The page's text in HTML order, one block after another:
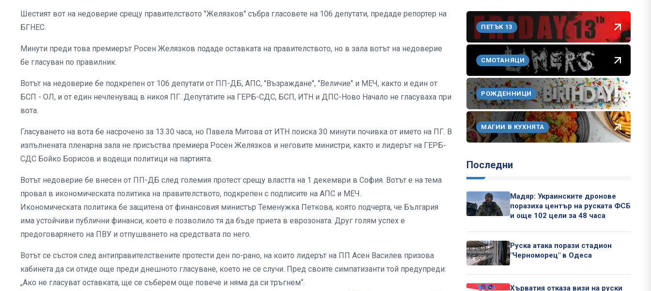
Шестият вот на недоверие срещу правителството "Желязков" събра гласовете на 106 депутати, предаде репортер на
БГНЕС.
Минути преди това премиерът Росен Желязков подаде оставката на правителството, но в зала вотът на недоверие
бе гласуван по правилник.
Вотът на недоверие бе подкрепен от 106 депутати от ПП-ДБ, АПС, "Възраждане", "Величие" и МЕЧ, както и един от
БСП - ОЛ, и от един нечленуващ в никоя ПГ. Депутатите на ГЕРБ-СДС, БСП, ИТН и ДПС-Ново Начало не гласуваха при
вота.
Гласуването на вота бе насрочено за 13.30 часа, но Павела Митова от ИТН поиска 30 минути почивка от името на ПГ. В
изпълнената пленарна зала не присъства премиера Росен Желязков и неговите министри, както и лидерът на ГЕРБ-
СДС Бойко Борисов и водещи политици на партията.
Вотът недоверие бе внесен от ПП-ДБ след големия протест срещу властта на 1 декември в София. Вотът е на тема
провал в икономическата политика на правителството, подкрепен с подписите на АПС и МЕЧ.
Икономическата политика бе защитена от финансовия министър Теменужка Петкова, която подчерта, че България
има устойчиви публични финанси, което е позволило тя да бъде приета в еврозоната. Друг голям успех е
предоговарянето на ПВУ и отпушването на средствата по него.
Вотът се състоя след антиправителствените протести ден по-рано, на които лидерът на ПП Асен Василев призова
кабинета да си отиде още преди днешното гласуване, което не се случи. Пред своите симпатизанти той предупреди:
„Ако не гласуват оставката, ще се съберем още повече и няма да си тръгнем“.
ПЕТЪК 13
СМОТАНЯЦИ
РОЖДЕННИЦИ
МАГИИ В КУХНЯТА
Последни
Мадяр: Украинските дронове
поразиха център на руската ФСБ
и още 102 цели за 48 часа
Руска атака порази стадион
"Черноморец" в Одеса
Хърватия отказа визи на руски